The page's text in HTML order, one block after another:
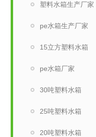
塑料水箱生产厂家
pe水箱生产厂家
15立方塑料水箱
pe水箱厂家
30吨塑料水箱
25吨塑料水箱
20吨塑料水箱